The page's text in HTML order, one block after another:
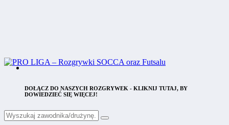
DOŁĄCZ DO NASZYCH ROZGRYWEK - KLIKNIJ TUTAJ, BY
DOWIEDZIEĆ SIĘ WIĘCEJ!